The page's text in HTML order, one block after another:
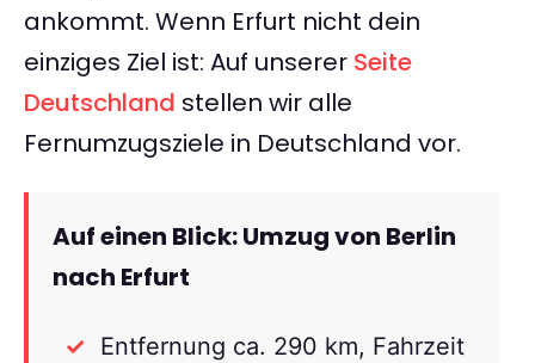
ankommt. Wenn Erfurt nicht dein
einziges Ziel ist: Auf unserer Seite
Deutschland stellen wir alle
Fernumzugsziele in Deutschland vor.
Auf einen Blick: Umzug von Berlin
nach Erfurt
Entfernung ca. 290 km, Fahrzeit